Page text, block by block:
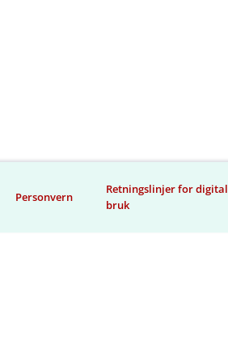
Personvern
Retningslinjer for digital
bruk